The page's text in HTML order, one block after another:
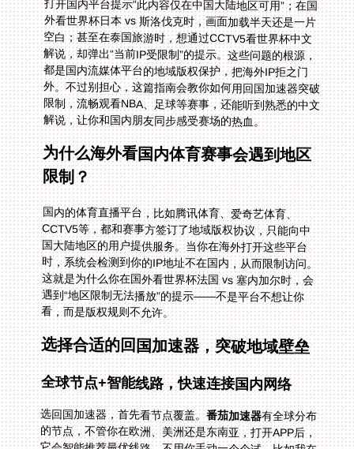
解说，让你和国内朋友同步感受赛场的热血。
为什么海外看国内体育赛事会遇到地区
限制？
国内的体育直播平台，比如腾讯体育、爱奇艺体育、
CCTV5等，都和赛事方签订了地域版权协议，只能向中
国大陆地区的用户提供服务。当你在海外打开这些平台
时，系统会检测到你的IP地址不在国内，从而限制访问。
这就是为什么你在国外看世界杯法国 vs 塞内加尔时，会
遇到“地区限制无法播放”的提示——不是平台不想让你
看，而是版权规则不允许。
选择合适的回国加速器，突破地域壁垒
全球节点+智能线路，快速连接国内网络
选回国加速器，首先看节点覆盖。番茄加速器有全球分布
的节点，不管你在欧洲、美洲还是东南亚，打开APP后，
它会智能推荐最优线路，不用你手动一个个试。比如我在